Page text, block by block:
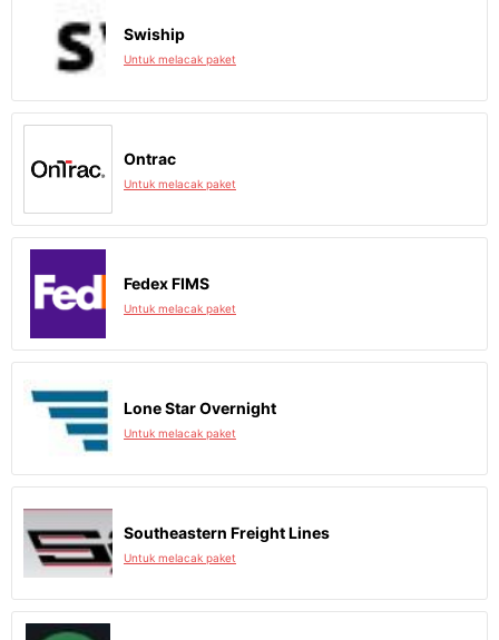
Swiship
Untuk melacak paket
Ontrac
Untuk melacak paket
Fedex FIMS
Untuk melacak paket
Lone Star Overnight
Untuk melacak paket
Southeastern Freight Lines
Untuk melacak paket